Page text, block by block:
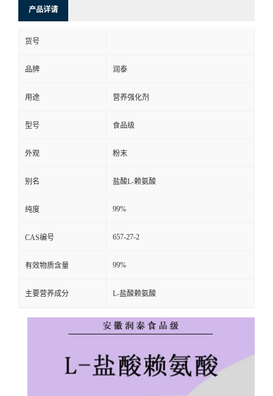
产品详请
货号
品牌 润泰
用途 营养强化剂
型号 食品级
外观 粉末
别名 盐酸L-赖氨酸
纯度 99%
CAS编号 657-27-2
有效物质含量 99%
主要营养成分 L-盐酸赖氨酸